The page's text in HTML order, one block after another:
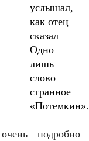
услышал,
как отец
сказал
Одно
лишь
слово
странное
подробно